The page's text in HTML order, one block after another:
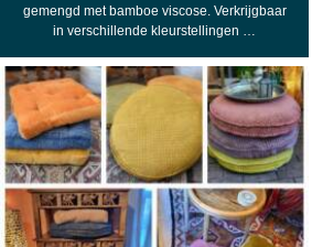
gemengd met bamboe viscose. Verkrijgbaar
in verschillende kleurstellingen …